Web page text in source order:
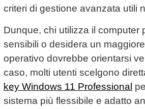
criteri di gestione avanzata utili
Dunque, chi utilizza il computer
sensibili o desidera un
operativo dovrebbe orientarsi
caso, molti utenti scelgono
key Windows 11 Professional
sistema più flessibile e adatto